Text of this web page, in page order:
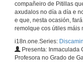
compañeiro de Pitillas
axudalos no día a día e
e que, nesta ocasión,
remolque cos útiles máis
i18n.one.Series:
Presenta: Inmaculada
Profesora no Grado de